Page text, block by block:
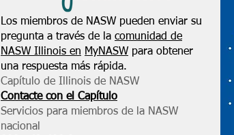
Los miembros de NASW pueden enviar su
pregunta a través de la comunidad de
NASW Illinois en MyNASW para obtener
una respuesta más rápida.
Capítulo de Illinois de NASW
Contacte con el Capítulo
Servicios para miembros de la NASW
nacional